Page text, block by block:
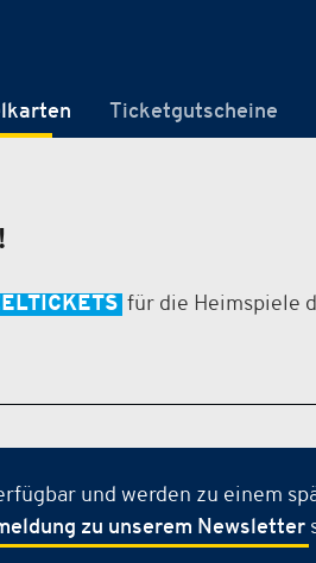
Ticketgutscheine
für die Heimspiele
und werden zu einem
zu unserem Newsletter